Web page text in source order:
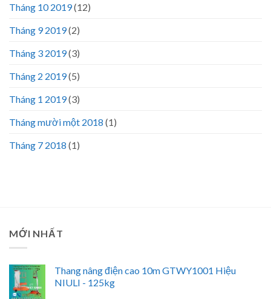
Tháng 10 2019(12)
Tháng 9 2019(2)
Tháng 3 2019(3)
Tháng 2 2019(5)
Tháng 1 2019(3)
Tháng mười một 2018 (1)
Tháng 7 2018 (1)
MỚI NHẤT
Thang nâng điện cao 10m GTWY1001 Hiệu
NIULI - 125kg